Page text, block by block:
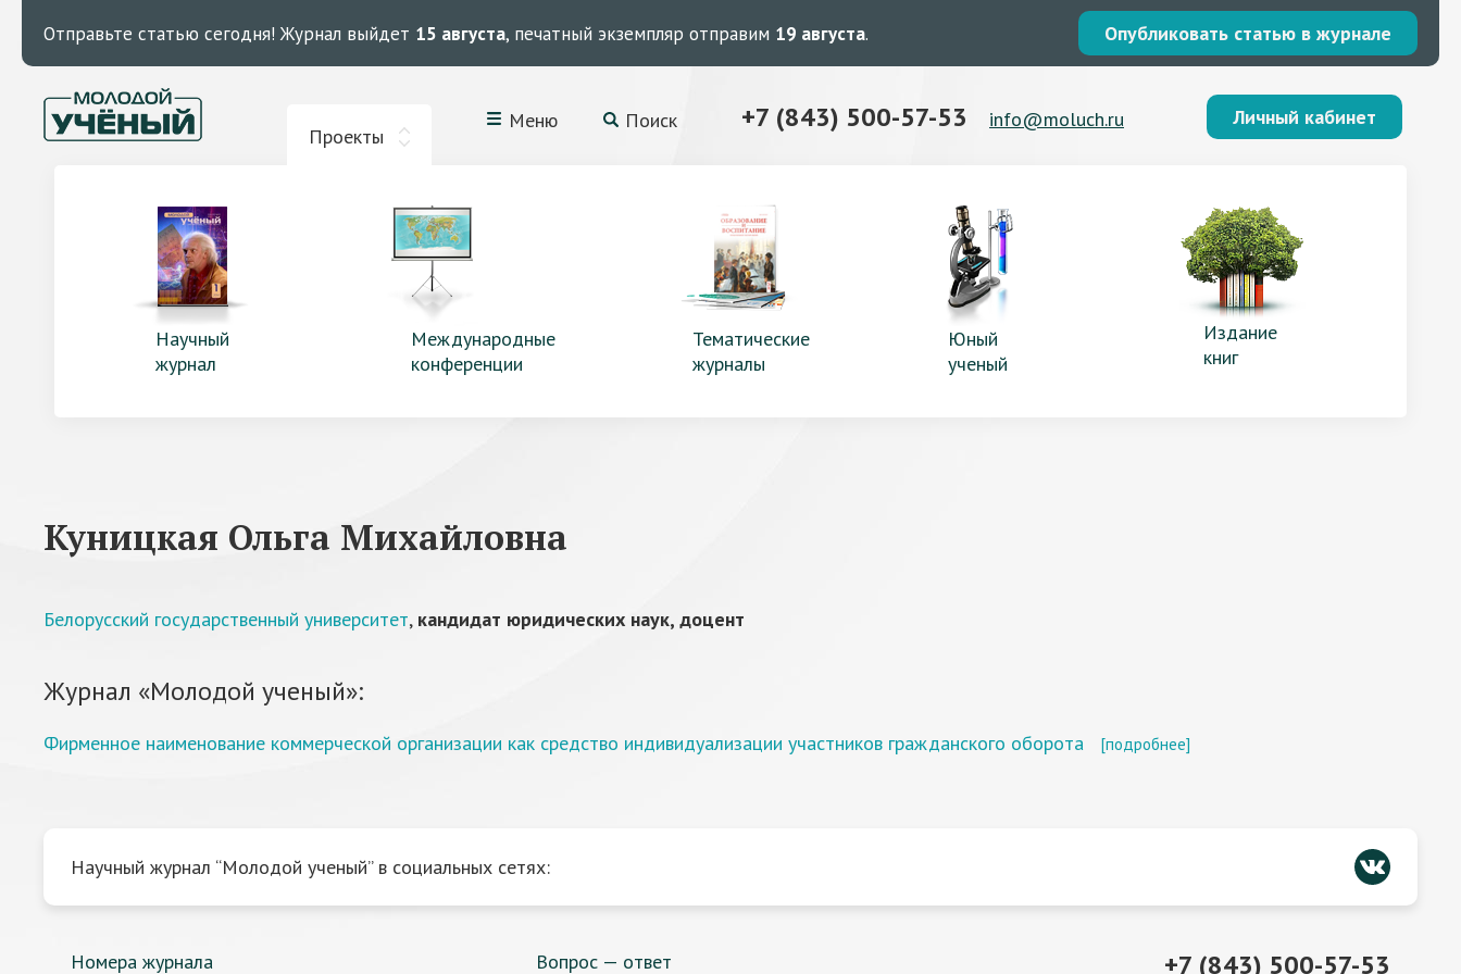
Отправьте статью сегодня! Журнал выйдет 15 августа, печатный экземпляр отправим 19 августа. Опубликовать статью в журнале
Проекты
Меню Поиск +7 (843) 500-57-53 info@moluch.ru Личный кабинет
Научный
журнал
Международные
конференции
Тематические
журналы
Юный
ученый
Издание
книг
Куницкая Ольга Михайловна
Белорусский государственный университет, кандидат юридических наук, доцент
Журнал «Молодой ученый»:
Фирменное наименование коммерческой организации как средство индивидуализации участников гражданского оборота [подробнее]
Научный журнал “Молодой ученый” в социальных сетях:
Номера журнала Вопрос — ответ +7 (843) 500-57-53